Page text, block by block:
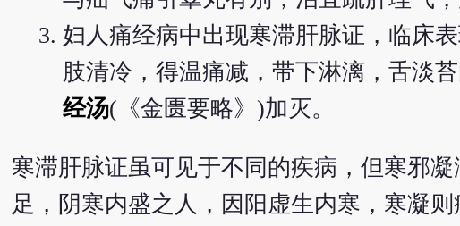
妇人痛经病中出现寒滞肝脉证，临床
肢清冷，得温痛减，带下淋漓，舌淡
经汤(《金匮要略》)加灭。
寒滞肝脉证虽可见于不同的疾病，但寒邪
足，阴寒内盛之人，因阳虚生内寒，寒凝